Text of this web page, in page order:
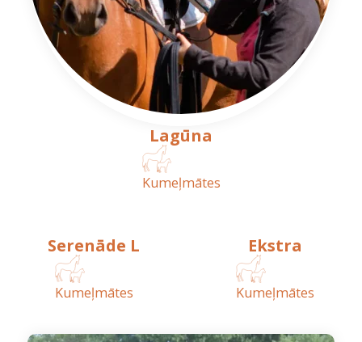
Lagūna
Kumeļmātes
Serenāde L
Kumeļmātes
Ekstra
Kumeļmātes